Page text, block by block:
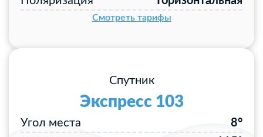
Смотреть тарифы
Спутник
Экспресс 103
Угол места
8°